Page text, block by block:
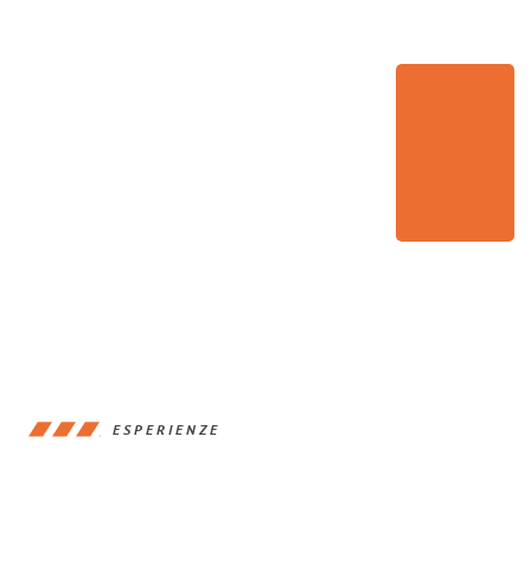
ESPERIENZE